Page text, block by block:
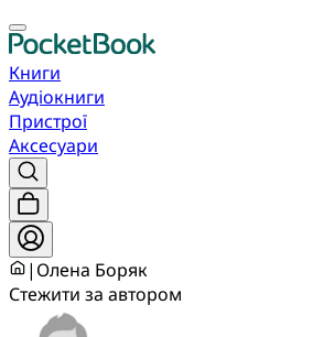
Книги
Аудіокниги
Пристрої
Аксесуари
| Олена Боряк
Стежити за автором